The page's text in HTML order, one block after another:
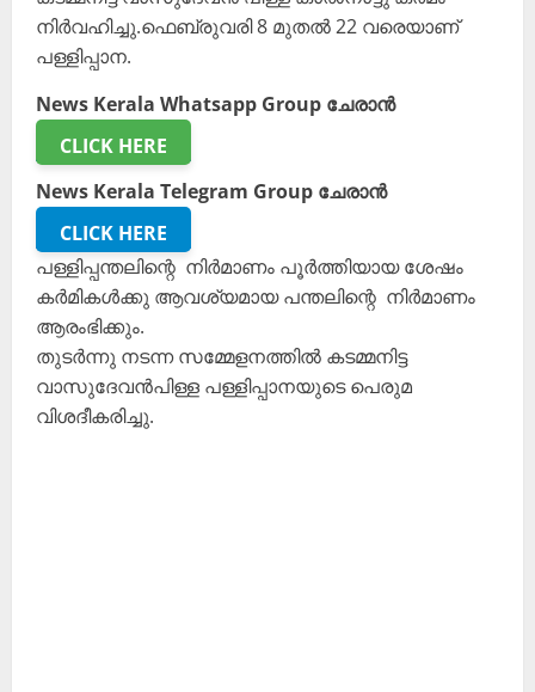
നിർവഹിച്ചു.ഫെബ്രുവരി 8 മുതൽ 22 വരെയാണ്
പള്ളിപ്പാന.
News Kerala Whatsapp Group ചേരാൻ
CLICK HERE
News Kerala Telegram Group ചേരാൻ
CLICK HERE
പള്ളിപ്പന്തലിന്റെ നിർമാണം പൂർത്തിയായ ശേഷം
കർമികൾക്കു ആവശ്യമായ പന്തലിന്റെ നിർമാണം
ആരംഭിക്കും.
തുടർന്നു നടന്ന സമ്മേളനത്തിൽ കടമ്മനിട്ട
വാസുദേവൻപിള്ള പള്ളിപ്പാനയുടെ പെരുമ
വിശദീകരിച്ചു.